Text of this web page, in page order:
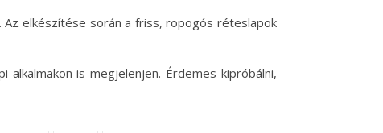
elkészítése során a friss, ropogós réteslapok
is megjelenjen. Érdemes kipróbálni,